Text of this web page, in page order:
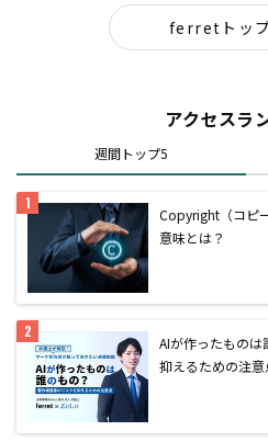
ferretトッ
アクセスラ
週間トップ5
Copyright（コピ
意味とは？
AIが作ったもの
抑えるための注